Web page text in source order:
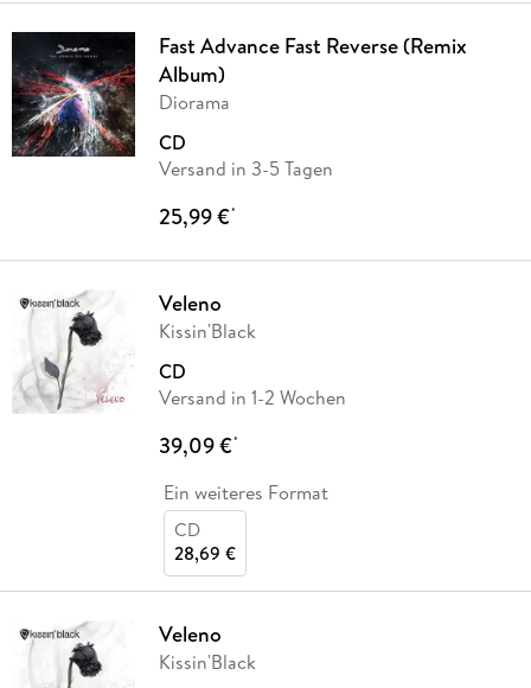
Fast Advance Fast Reverse (Remix
Album)
Diorama
CD
Versand in 3-5 Tagen
25,99 €*
Veleno
Kissin'Black
CD
Versand in 1-2 Wochen
39,09 €*
Ein weiteres Format
CD
28,69 €
Veleno
Kissin'Black